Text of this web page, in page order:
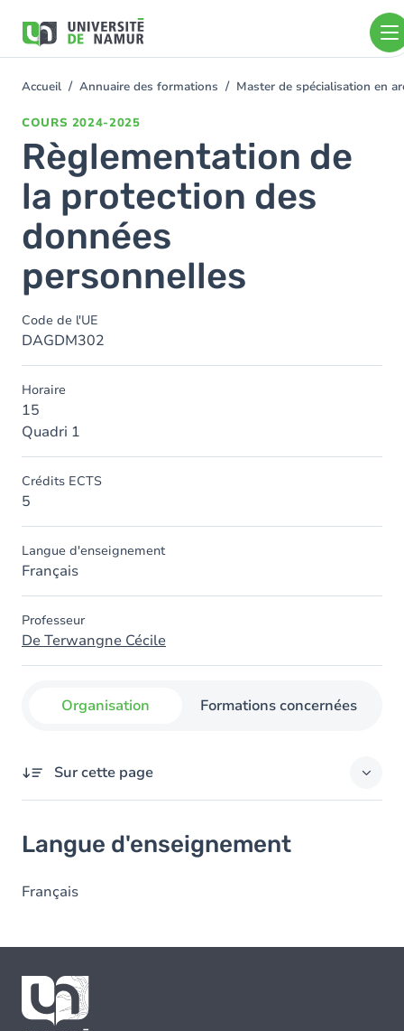
contenu
You
Accueil Annuaire des formations Master de spécialisation en
COURS 2024-2025
Règlementation de
la protection des
données
personnelles
Code de l'UE
DAGDM302
Horaire
15
Quadri 1
Crédits ECTS
5
Langue d'enseignement
Français
Professeur
De Terwangne Cécile
Organisation Formations concernées
Sur cette page
Langue d'enseignement
Français